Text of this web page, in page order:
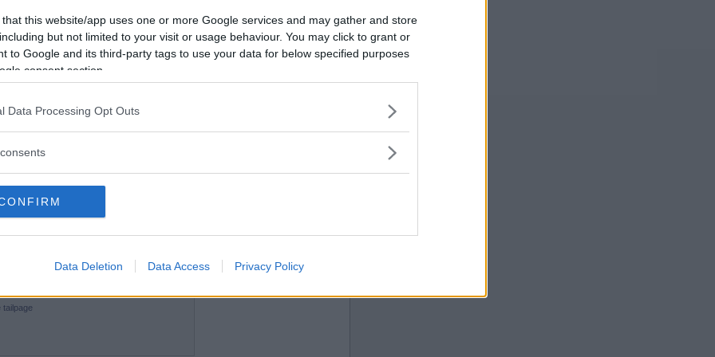
that this website/app uses one or more Google services and may gather and store
but not limited to your visit or usage behaviour. You may click to grant or
to Google and its third-party tags to use your data for below specified purposes
consent section.
Data Processing Opt Outs
Data Deletion Data Access Privacy Policy
Vill du bli
medlem?